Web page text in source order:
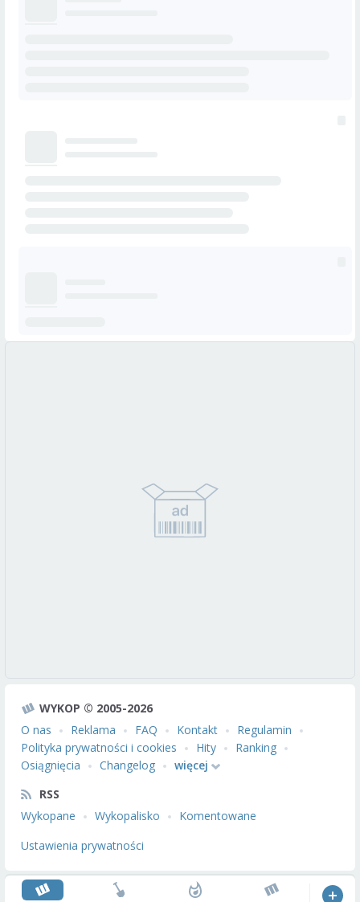
WYKOP © 2005-2026
O nas
Reklama FAQ Kontakt
Regulamin
Polityka prywatności i cookies
Hity
Ranking
Osiągnięcia
Changelog
więcej
RSS
Wykopane
Wykopalisko
Komentowane
Ustawienia prywatności